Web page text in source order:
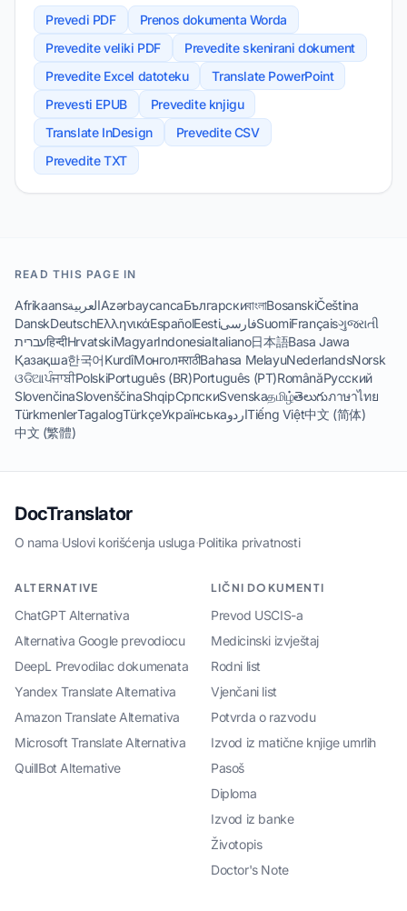
Prevedi PDF
Prenos dokumenta Worda
Prevedite veliki PDF
Prevedite skenirani dokument
Prevedite Excel datoteku
Translate PowerPoint
Prevesti EPUB
Prevedite knjigu
Translate InDesign
Prevedite CSV
Prevedite TXT
READ THIS PAGE IN
AfrikaansالعربيةAzərbaycancaБългарскиবাংলাBosanskiČeština
DanskDeutschΕλληνικάEspañolEestiفارسیSuomiFrançaisગુજરાતી
עבריתहिन्दीHrvatskiMagyarIndonesiaItaliano日本語Basa Jawa
Қазақша한국어KurdîМонголमराठीBahasa MelayuNederlandsNorsk
ଓଡିଆਪੰਜਾਬੀPolskiPortuguês (BR)Português (PT)RomânăРусский
SlovenčinaSlovenščinaShqipСрпскиSvenskaதமிழ்తెలుగుภาษาไทย
TürkmenlerTagalogTürkçeУкраїнськаاردوTiếng Việt中文 (简体)
中文 (繁體)
DocTranslator
O nama·Uslovi korišćenja usluga·Politika privatnosti
ALTERNATIVE
ChatGPT Alternativa
Alternativa Google prevodiocu
DeepL Prevodilac dokumenata
Yandex Translate Alternativa
Amazon Translate Alternativa
Microsoft Translate Alternativa
QuillBot Alternative
LIČNI DOKUMENTI
Prevod USCIS-a
Medicinski izvještaj
Rodni list
Vjenčani list
Potvrda o razvodu
Izvod iz matične knjige umrlih
Pasoš
Diploma
Izvod iz banke
Životopis
Doctor's Note